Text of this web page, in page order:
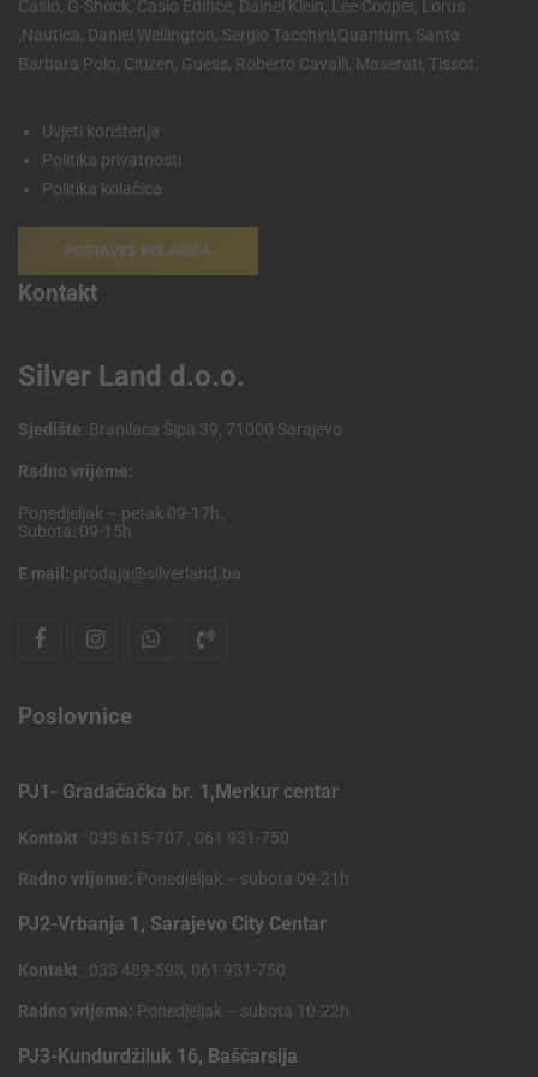
Casio, G-Shock, Casio Edifice, Dainel Klein, Lee Cooper, Lorus
,Nautica, Daniel Wellington, Sergio Tacchini,Quantum, Santa
Barbara Polo, Citizen, Guess, Roberto Cavalli, Maserati, Tissot.
Uvjeti korištenja
Politika privatnosti
Politika kolačića
POSTAVKE KOLAČIĆA
Kontakt
Silver Land d.o.o.
Sjedište: Branilaca Šipa 39, 71000 Sarajevo
Radno vrijeme:
Ponedjeljak – petak 09-17h,
Subota: 09-15h
E mail: prodaja@silverland.ba
Poslovnice
PJ1- Gradačačka br. 1,Merkur centar
Kontakt : 033 615-707 , 061 931-750
Radno vrijeme: Ponedjeljak – subota 09-21h
PJ2-Vrbanja 1, Sarajevo City Centar
Kontakt : 033 489-598, 061 931-750
Radno vrijeme: Ponedjeljak – subota 10-22h
PJ3-Kundurdžiluk 16, Baščarsija